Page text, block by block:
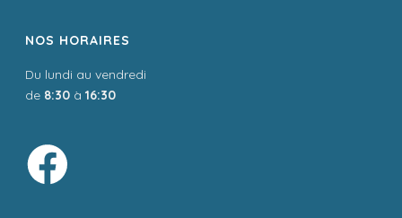
NOS HORAIRES
Du lundi au vendredi
de 8:30 à16:30